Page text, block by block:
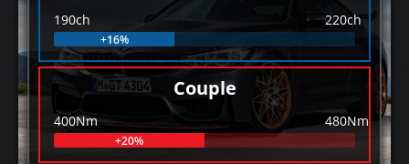
190ch 220ch
+16%
Couple
400Nm 480Nm
+20%